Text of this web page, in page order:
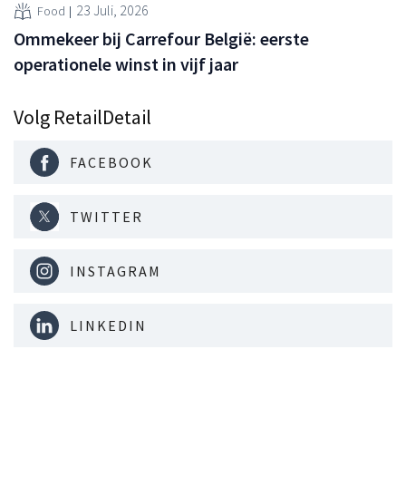
Food 23 Juli, 2026
Ommekeer bij Carrefour België: eerste
operationele winst in vijf jaar
Volg RetailDetail
FACEBOOK
TWITTER
INSTAGRAM
LINKEDIN